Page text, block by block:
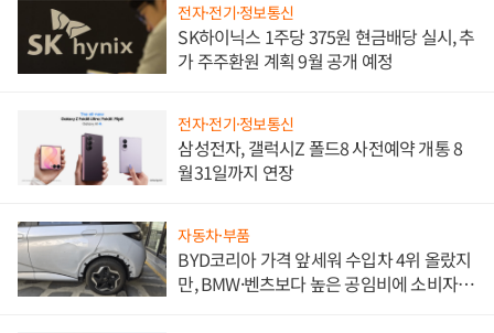
전자·전기·정보통신
SK하이닉스 1주당 375원 현금배당 실시, 추
가 주주환원 계획 9월 공개 예정
전자·전기·정보통신
삼성전자, 갤럭시Z 폴드8 사전예약 개통 8
월31일까지 연장
자동차·부품
BYD코리아 가격 앞세워 수입차 4위 올랐지
만, BMW·벤츠보다 높은 공임비에 소비자